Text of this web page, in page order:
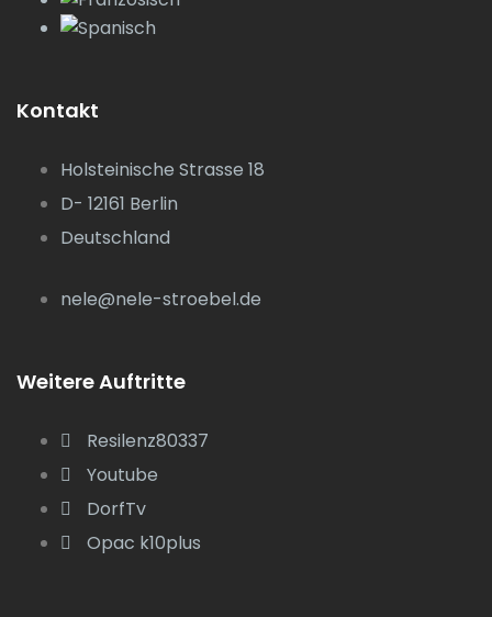
Kontakt
Holsteinische Strasse 18
D- 12161 Berlin
Deutschland
nele@nele-stroebel.de
Weitere Auftritte
Resilenz80337
Youtube
DorfTv
Opac k10plus